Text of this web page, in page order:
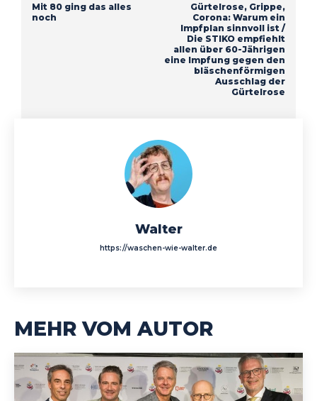
Mit 80 ging das alles
noch
Gürtelrose, Grippe,
Corona: Warum ein
Impfplan sinnvoll ist /
Die STIKO empfiehlt
allen über 60-Jährigen
eine Impfung gegen den
bläschenförmigen
Ausschlag der
Gürtelrose
Walter
https://waschen-wie-walter.de
MEHR VOM AUTOR